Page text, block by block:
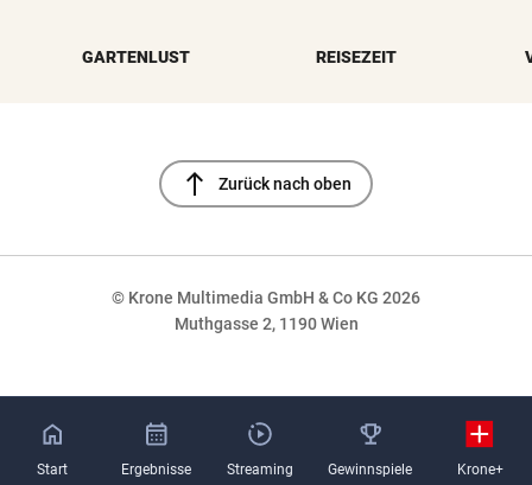
GARTENLUST REISEZEIT
north Zurück nach oben
© Krone Multimedia GmbH & Co KG 2026
Muthgasse 2, 1190 Wien
Start Ergebnisse Streaming Gewinnspiele Krone+
NaN%